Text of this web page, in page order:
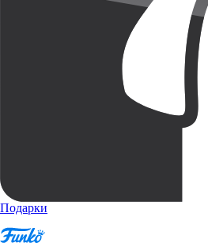
Подарки